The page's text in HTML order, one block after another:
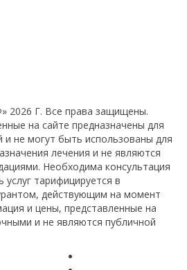
2026 Г. Все права защищены.
на сайте предназначены для
и не могут быть использованы для
лечения и не являются
Необходима консультация
услуг тарифицируется в
действующим на момент
и цены, представленные на
и не являются публичной